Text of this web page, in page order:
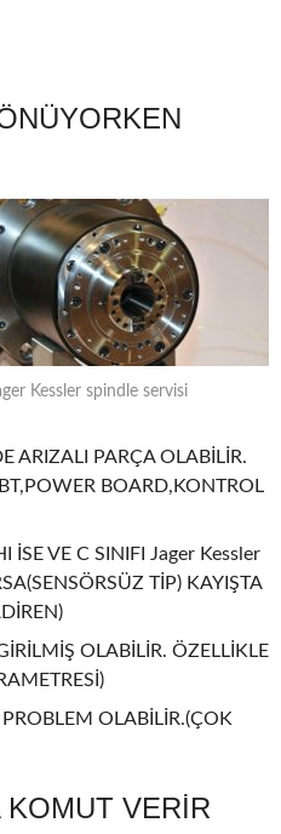
Kessler spindle servisi
ARIZALI PARÇA OLABİLİR.
BOARD,KONTROL
İSE VE C SINIFI Jager Kessler
TİP) KAYIŞTA
OLABİLİR. ÖZELLİKLE
OLABİLİR.(ÇOK
VERİR